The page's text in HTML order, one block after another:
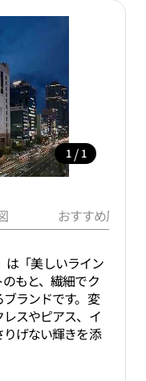
1 / 1
おすすめ周辺
は「美しいライン
もと、繊細でク
ランドです。変
スやピアス、イ
げない輝きを添